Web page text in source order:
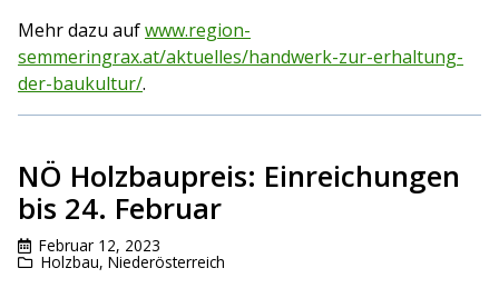
Mehr dazu aufwww.region-
semmeringrax.at/aktuelles/handwerk-zur-erhaltung-
der-baukultur/.
NÖ Holzbaupreis: Einreichungen
bis 24. Februar
Februar 12, 2023
Holzbau, Niederösterreich